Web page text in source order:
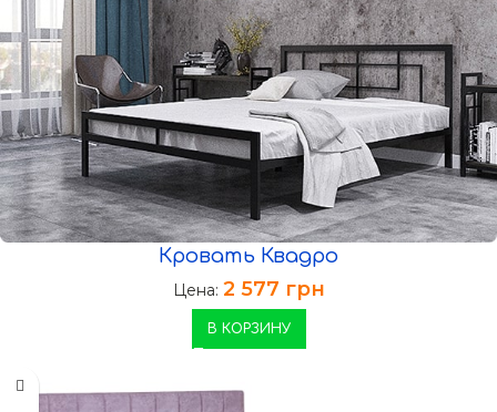
Кровать Квадро
Цена: 2 577 грн
В КОРЗИНУ